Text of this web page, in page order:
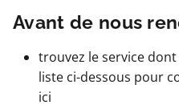
Avant de nous
trouvez le service
liste ci-dessous pour
ici